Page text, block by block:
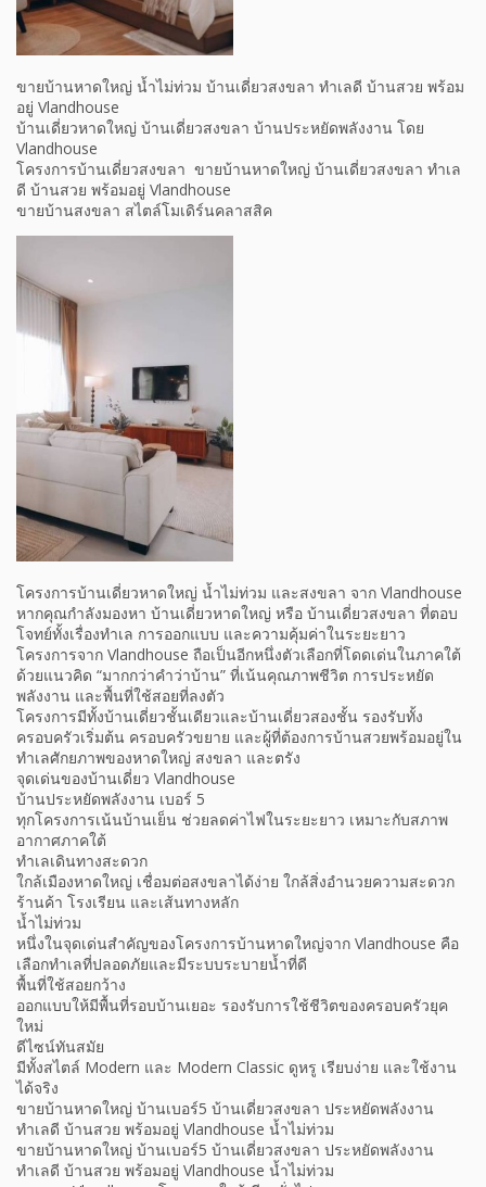
ขายบ้านหาดใหญ่ น้ำไม่ท่วม บ้านเดี่ยวสงขลา ทำเลดี บ้านสวย พร้อม
อยู่ Vlandhouse
บ้านเดี่ยวหาดใหญ่ บ้านเดี่ยวสงขลา บ้านประหยัดพลังงาน โดย
Vlandhouse
โครงการบ้านเดี่ยวสงขลา ขายบ้านหาดใหญ่ บ้านเดี่ยวสงขลา ทำเล
ดี บ้านสวย พร้อมอยู่ Vlandhouse
ขายบ้านสงขลา สไตล์โมเดิร์นคลาสสิค
โครงการบ้านเดี่ยวหาดใหญ่ น้ำไม่ท่วม และสงขลา จาก Vlandhouse
หากคุณกำลังมองหา บ้านเดี่ยวหาดใหญ่ หรือ บ้านเดี่ยวสงขลา ที่ตอบ
โจทย์ทั้งเรื่องทำเล การออกแบบ และความคุ้มค่าในระยะยาว
โครงการจาก Vlandhouse ถือเป็นอีกหนึ่งตัวเลือกที่โดดเด่นในภาคใต้
ด้วยแนวคิด “มากกว่าคำว่าบ้าน” ที่เน้นคุณภาพชีวิต การประหยัด
พลังงาน และพื้นที่ใช้สอยที่ลงตัว
โครงการมีทั้งบ้านเดี่ยวชั้นเดียวและบ้านเดี่ยวสองชั้น รองรับทั้ง
ครอบครัวเริ่มต้น ครอบครัวขยาย และผู้ที่ต้องการบ้านสวยพร้อมอยู่ใน
ทำเลศักยภาพของหาดใหญ่ สงขลา และตรัง
จุดเด่นของบ้านเดี่ยว Vlandhouse
บ้านประหยัดพลังงาน เบอร์ 5
ทุกโครงการเน้นบ้านเย็น ช่วยลดค่าไฟในระยะยาว เหมาะกับสภาพ
อากาศภาคใต้
ทำเลเดินทางสะดวก
ใกล้เมืองหาดใหญ่ เชื่อมต่อสงขลาได้ง่าย ใกล้สิ่งอำนวยความสะดวก
ร้านค้า โรงเรียน และเส้นทางหลัก
น้ำไม่ท่วม
หนึ่งในจุดเด่นสำคัญของโครงการบ้านหาดใหญ่จาก Vlandhouse คือ
เลือกทำเลที่ปลอดภัยและมีระบบระบายน้ำที่ดี
พื้นที่ใช้สอยกว้าง
ออกแบบให้มีพื้นที่รอบบ้านเยอะ รองรับการใช้ชีวิตของครอบครัวยุค
ใหม่
ดีไซน์ทันสมัย
มีทั้งสไตล์ Modern และ Modern Classic ดูหรู เรียบง่าย และใช้งาน
ได้จริง
ขายบ้านหาดใหญ่ บ้านเบอร์5 บ้านเดี่ยวสงขลา ประหยัดพลังงาน
ทำเลดี บ้านสวย พร้อมอยู่ Vlandhouse น้ำไม่ท่วม
ขายบ้านหาดใหญ่ บ้านเบอร์5 บ้านเดี่ยวสงขลา ประหยัดพลังงาน
ทำเลดี บ้านสวย พร้อมอยู่ Vlandhouse น้ำไม่ท่วม